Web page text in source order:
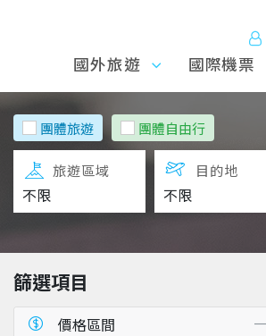
國外旅
遊
國外旅遊 國際機票
團體旅遊 團體自由行
旅遊區域 目的地
篩選項目
價格區間